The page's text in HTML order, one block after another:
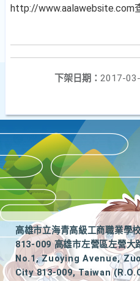
http://www.aalawebsite.com
下架日期： 2017-
高雄市立海青高級工商職業學
813-009 高雄市左營區左營大
No.1, Zuoying Avenue,
City 813-009, Taiwan